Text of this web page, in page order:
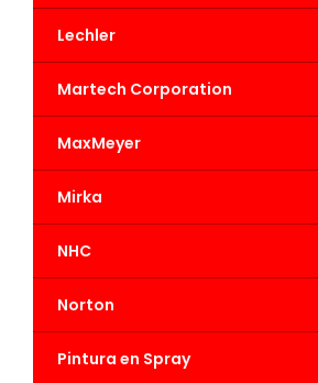
Lechler
Martech Corporation
MaxMeyer
Mirka
NHC
Norton
Pintura en Spray